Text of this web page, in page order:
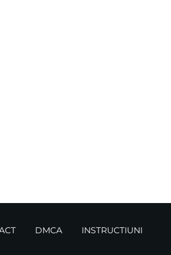
DMCA INSTRUCTIUNI